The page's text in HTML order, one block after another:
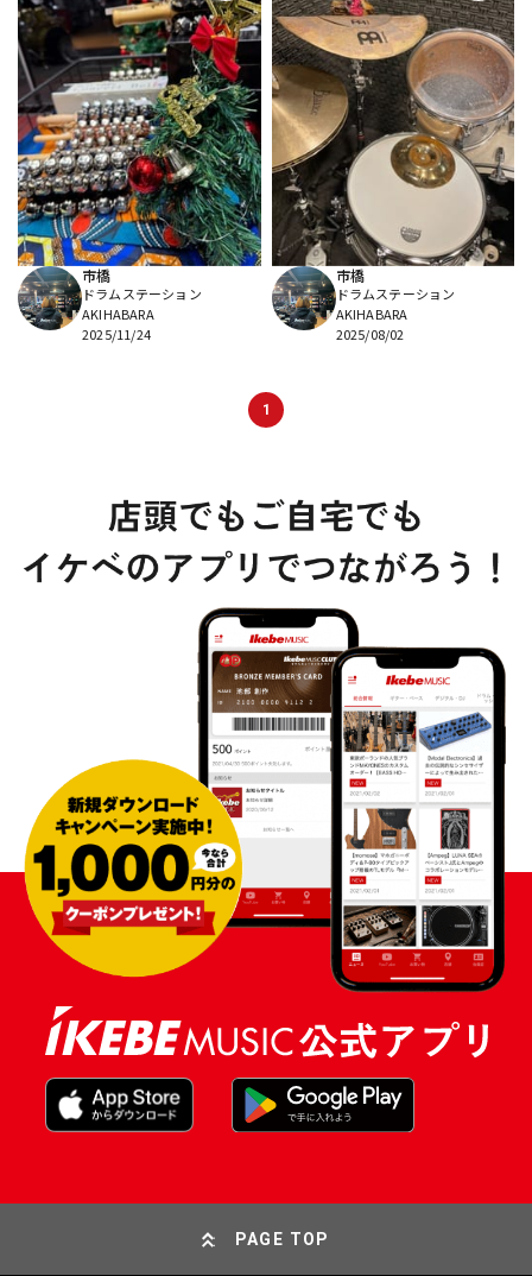
市橋
ドラムステーション
AKIHABARA
2025/11/24
市橋
ドラムステーション
AKIHABARA
2025/08/02
1
PAGE TOP